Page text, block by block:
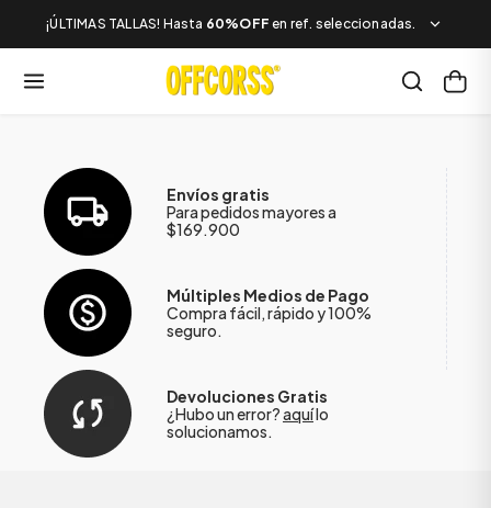
¡ÚLTIMAS TALLAS! Hasta 60%OFF en ref. seleccionadas.
Envíos gratis
Para pedidos mayores a
$169.900
Múltiples Medios de Pago
Compra fácil, rápido y 100%
seguro.
Devoluciones Gratis
¿Hubo un error?aquílo
solucionamos.